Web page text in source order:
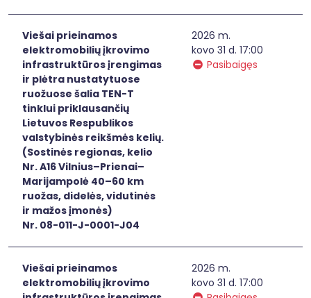
Viešai prieinamos
elektromobilių įkrovimo
infrastruktūros įrengimas
ir plėtra nustatytuose
ruožuose šalia TEN-T
tinklui priklausančių
Lietuvos Respublikos
valstybinės reikšmės kelių.
(Sostinės regionas, kelio
Nr. A16 Vilnius–Prienai–
Marijampolė 40–60 km
ruožas, didelės, vidutinės
ir mažos įmonės)
Nr. 08-011-J-0001-J04
2026 m.
kovo 31 d. 17:00
Pasibaigęs
Viešai prieinamos
elektromobilių įkrovimo
2026 m.
kovo 31 d. 17:00